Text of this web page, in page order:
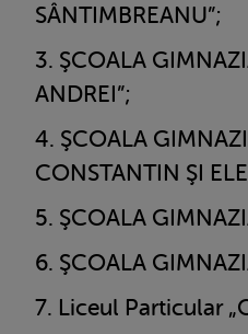
SÂNTIMBREANU”;
ŞCOALA
ANDREI”;
ŞCOALA
CONSTANTIN ŞI
ŞCOALA
ŞCOALA
Liceul Particular